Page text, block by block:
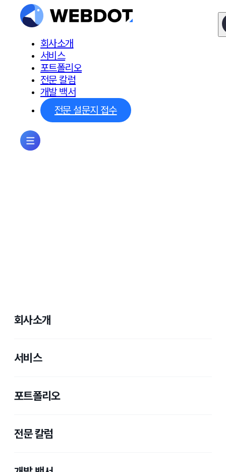
회사소개
서비스
포트폴리오
전문 칼럼
개발 백서
전문 설문지 접수
회사소개
서비스
포트폴리오
전문 칼럼